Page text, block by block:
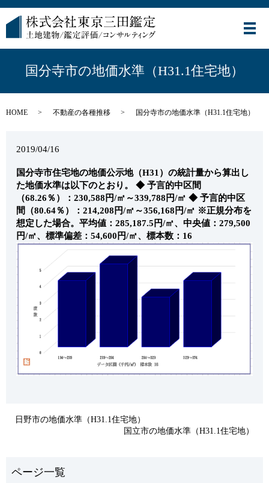
メ
国分寺市の地価水準（H31.1住宅地）
HOME 不動産の各種推移 国分寺市の地価水準（H31.1住宅地）
2019/04/16
国分寺市住宅地の地価公示地（H31）の統計量から算出し
た地価水準は以下のとおり。
◆ 予言的中区間
（68.26％）：230,588円/㎡～339,788円/㎡ ◆ 予言的中区
間（80.64％）：214,208円/㎡～356,168円/㎡ ※正規分布を
想定した場合。平均値：285,187.5円/㎡、中央値：279,500
円/㎡、標準偏差：54,600円/㎡、標本数：16
日野市の地価水準（H31.1住宅地）
国立市の地価水準（H31.1住宅地）